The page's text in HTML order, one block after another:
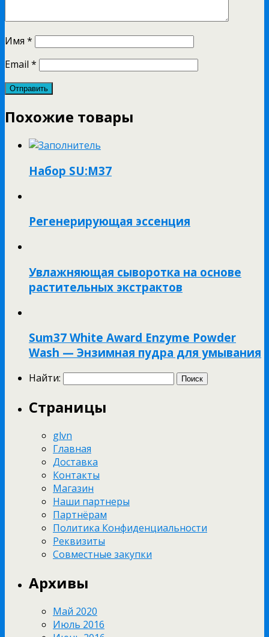
Имя *
Email *
Похожие товары
Набор SU:M37
Регенерирующая эссенция
Увлажняющая сыворотка на основе
растительных экстрактов
Sum37 White Award Enzyme Powder
Wash — Энзимная пудра для умывания
Найти:
Страницы
glvn
Главная
Доставка
Контакты
Магазин
Наши партнеры
Партнёрам
Политика Конфиденциальности
Реквизиты
Совместные закупки
Архивы
Май 2020
Июль 2016